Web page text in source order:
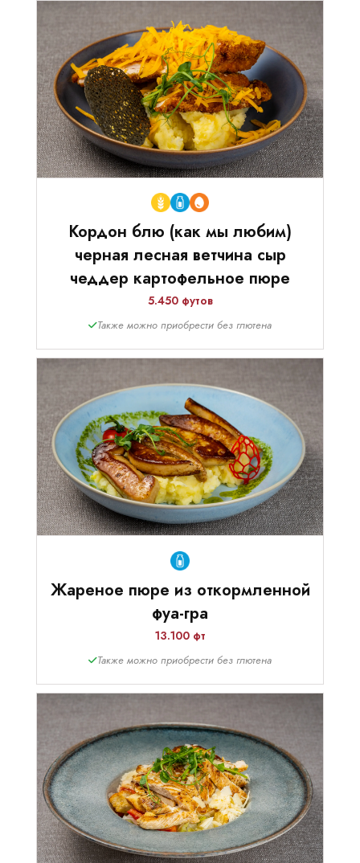
Кордон блю (как мы любим)
черная лесная ветчина сыр
чеддер картофельное пюре
5.450 футов
Также можно приобрести без глютена
Жареное пюре из откормленной
фуа-гра
13.100 фт
Также можно приобрести без глютена